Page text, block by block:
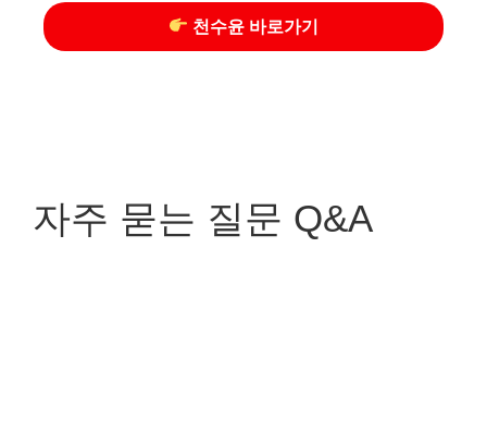
천수윤 바로가기
자주 묻는 질문 Q&A